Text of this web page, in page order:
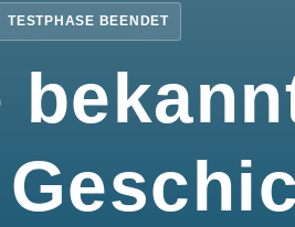
TESTPHASE BEENDET